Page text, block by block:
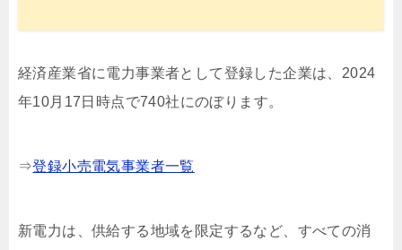
経済産業省に電力事業者として登録した企業は、2024
年10月17日時点で740社にのぼります。
⇒登録小売電気事業者一覧
新電力は、供給する地域を限定するなど、すべての消